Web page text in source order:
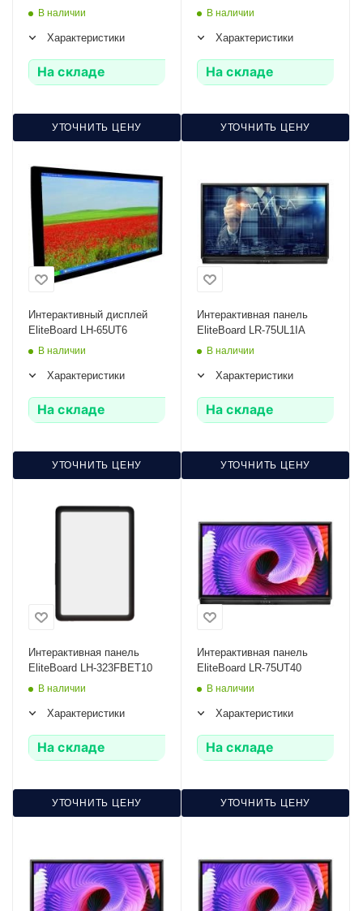
В наличии
Характеристики
На складе
УТОЧНИТЬ ЦЕНУ
В наличии
Характеристики
На складе
УТОЧНИТЬ ЦЕНУ
Интерактивный дисплей
EliteBoard LH-65UT6
В наличии
Характеристики
На складе
УТОЧНИТЬ ЦЕНУ
Интерактивная панель
EliteBoard LR-75UL1IA
В наличии
Характеристики
На складе
УТОЧНИТЬ ЦЕНУ
Интерактивная панель
EliteBoard LH-323FBET10
В наличии
Характеристики
На складе
УТОЧНИТЬ ЦЕНУ
Интерактивная панель
EliteBoard LR-75UT40
В наличии
Характеристики
На складе
УТОЧНИТЬ ЦЕНУ